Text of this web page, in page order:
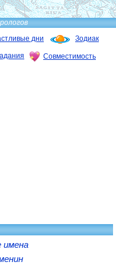
дни Зодиак
Совместимость
имена